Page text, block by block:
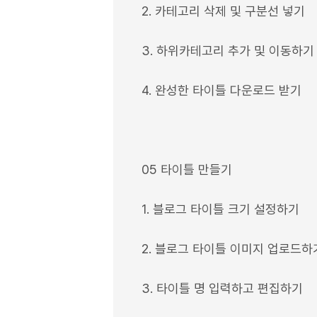
2. 카테고리 삭제 및 구분선 넣기
3. 하위카테고리 추가 및 이동하기
4. 완성한 타이틀 다운로드 받기
05 타이틀 만들기
1. 블로그 타이틀 크기 설정하기
2. 블로그 타이틀 이미지 업로드하
3. 타이틀 명 입력하고 편집하기